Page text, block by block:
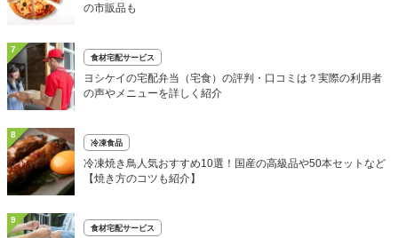
の市販品も
7
食材宅配サービス
ヨシケイの宅配弁当（宅食）の評判・口コミは？実際の利用者
の声やメニューを詳しく紹介
8
冷凍食品
冷凍焼き鳥人気おすすめ10選！国産の高級品や50本セットなど
【焼き方のコツも紹介】
9
食材宅配サービス